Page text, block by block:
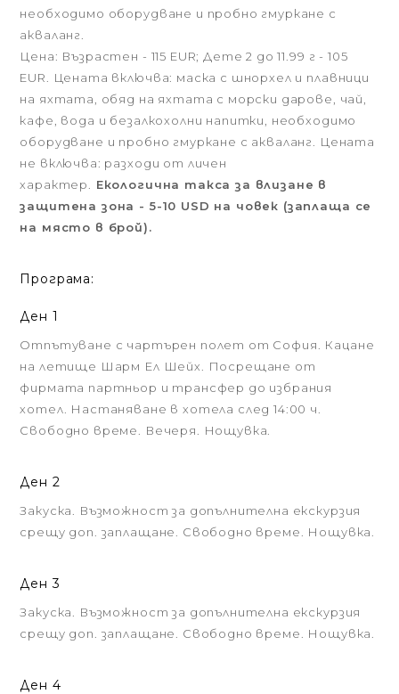
необходимо оборудване и пробно гмуркане с
акваланг.
Цена: Възрастен - 115 EUR; Дете 2 до 11.99 г - 105
EUR. Цената включва: маска с шнорхел и плавници
на яхтата, обяд на яхтата с морски дарове, чай,
кафе, вода и безалкохолни напитки, необходимо
оборудване и пробно гмуркане с акваланг. Цената
не включва: разходи от личен
характер.
Екологична такса за влизане в
защитена зона - 5-10 USD на човек (заплаща се
на място в брой).
Програма:
Ден 1
Отпътуване с чартърен полет от София. Кацане
на летище Шарм Ел Шейх. Посрещане от
фирмата партньор и трансфер до избрания
хотел. Настаняване в хотела след 14:00 ч.
Свободно време. Вечеря. Нощувка.
Ден 2
Закуска. Възможност за допълнителна екскурзия
срещу доп. заплащане. Свободно време. Нощувка.
Ден 3
Закуска. Възможност за допълнителна екскурзия
срещу доп. заплащане. Свободно време. Нощувка.
Ден 4